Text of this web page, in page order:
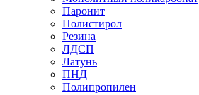
Паронит
Полистирол
Резина
ЛДСП
Латунь
ПНД
Полипропилен